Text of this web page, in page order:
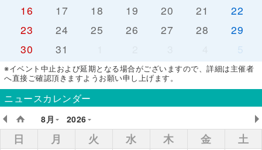
16
17 18 19 20 21
22
23
24 25 26 27 28
29
30
31 5
※イベント中止および延期となる場合がございますので、詳細は主催者
へ直接ご確認頂きますようお願い申し上げます。
ニュースカレンダー
8月
2026
日 月 火 水 木 金
土